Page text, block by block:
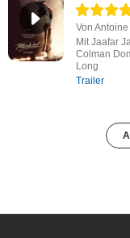
Von
Mit Jaafar
Colman
Long
Trailer